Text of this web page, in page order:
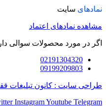
نمادهای سایت
مشاهده نمادهای اعتماد
اگر در مورد محصولات سوالی
02191304320
09199209803
طراحی سایت : کانون تبلیغات
InstagramYoutube Telegram